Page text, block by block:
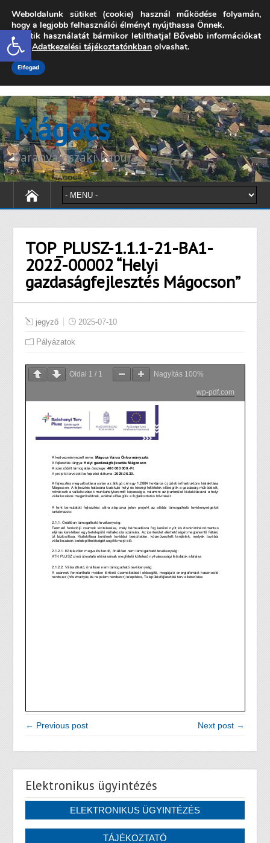
Open toolbar
7342 Mágocs, Szabadság utca 39.
onkormanyzat@magocs.hu +36 (72) 451 110
Elérhetőségek
Mágocs
Baranya északi kapuja
TOP_PLUSZ-1.1.1-21-BA1-
2022-00002 “Helyi
gazdaságfejlesztés Mágocson”
jegyző 2025-07-10
Pályázatok
Oldal 1 / 1 Nagyítás 100%
wp-pdf.com
← Previous post Next post →
Elektronikus ügyintézés
Weboldalunk sütiket (cookie) használ működése folyamán,
hogy a legjobb felhasználói élményt nyújthassa Önnek.
A sütik használatát bármikor letilthatja! Bővebb információkat
erről Adatkezelési tájékoztatónkban olvashat.
Elfogad